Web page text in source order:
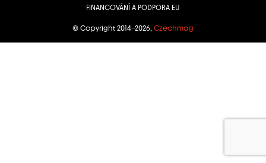
FINANCOVÁNÍ A PODPORA EU
© Copyright 2014–2026, Czechmag